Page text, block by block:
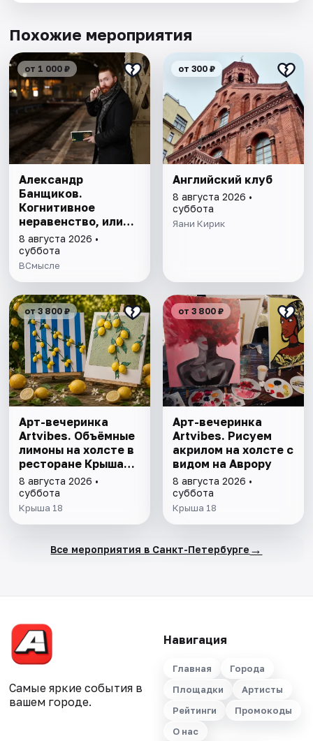
Похожие мероприятия
от 1 000 ₽
Александр
Банщиков.
Когнитивное
неравенство, или
почему умные
умнеют, а глупые
глупеют
8 августа 2026 •
суббота
ВСмысле
от 300 ₽
Английский клуб
8 августа 2026 •
суббота
Яани Кирик
от 3 800 ₽
Арт-вечеринка
Artvibes. Объёмные
лимоны на холсте в
ресторане Крыша
18
8 августа 2026 •
суббота
Крыша 18
от 3 800 ₽
Арт-вечеринка
Artvibes. Рисуем
акрилом на холсте с
видом на Аврору
8 августа 2026 •
суббота
Крыша 18
Все мероприятия в Санкт-Петербурге →
Самые яркие события в
вашем городе.
Навигация
Главная
Города
Площадки
Артисты
Рейтинги
Промокоды
О нас